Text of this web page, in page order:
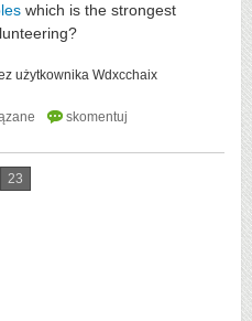
which is the strongest
użytkownika Wdxcchaix
23